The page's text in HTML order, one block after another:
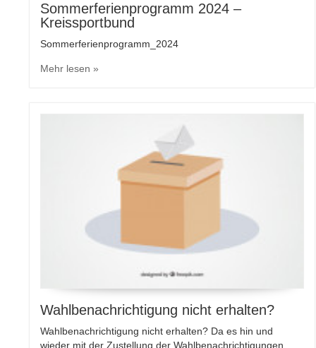
Sommerferienprogramm 2024 –
Kreissportbund
Sommerferienprogramm_2024
Mehr lesen »
Wahlbenachrichtigung nicht erhalten?
Wahlbenachrichtigung nicht erhalten? Da es hin und
wieder mit der Zustellung der Wahlbenachrichtigungen